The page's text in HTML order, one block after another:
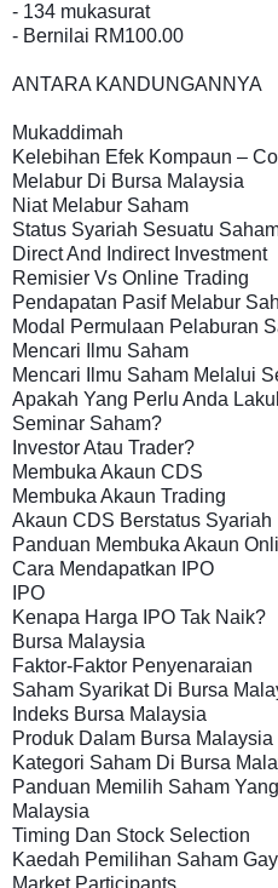
- 134 mukasurat
- Bernilai RM100.00
ANTARA KANDUNGANNYA
Mukaddimah
Kelebihan Efek Kompaun –
Melabur Di Bursa Malaysia
Niat Melabur Saham
Status Syariah Sesuatu
Direct And Indirect Investment
Remisier Vs Online Trading
Pendapatan Pasif Melabur
Modal Permulaan Pelaburan
Mencari Ilmu Saham
Mencari Ilmu Saham Melalui
Apakah Yang Perlu Anda
Seminar Saham?
Investor Atau Trader?
Membuka Akaun CDS
Membuka Akaun Trading
Akaun CDS Berstatus Syariah
Panduan Membuka Akaun
Cara Mendapatkan IPO
IPO
Kenapa Harga IPO Tak Naik?
Bursa Malaysia
Faktor-Faktor Penyenaraian
Saham Syarikat Di Bursa
Indeks Bursa Malaysia
Produk Dalam Bursa Malaysia
Kategori Saham Di Bursa
Panduan Memilih Saham
Malaysia
Timing Dan Stock Selection
Kaedah Pemilihan Saham
Market Participants